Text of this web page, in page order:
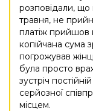
розповідали, що
травня, не
платіж прийшов
копійчана сума
погрожував
була просто
зустріч
серйозної
місцем.